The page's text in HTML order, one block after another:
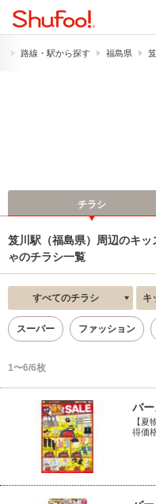
路線・駅から探す 福島県
チラシ
笈川駅（福島県）周辺のキッ
ゃのチラシ一覧
すべてのチラシ キ
スーパー ファッション
1〜6/6枚
バ
【夏
得価